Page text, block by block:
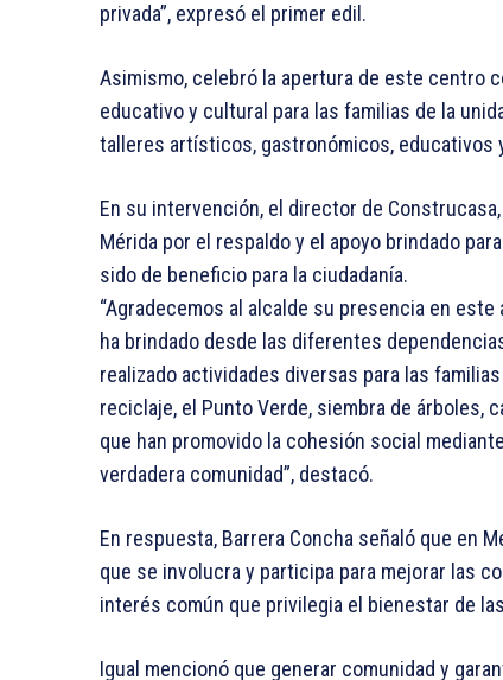
privada”, expresó el primer edil.
Asimismo, celebró la apertura de este centro
educativo y cultural para las familias de la
talleres artísticos, gastronómicos, educativos
En su intervención, el director de
Mérida por el respaldo y el apoyo brindado
sido de beneficio para la ciudadanía.
“Agradecemos al alcalde su presencia en
ha brindado desde las diferentes
realizado actividades diversas para las
reciclaje, el Punto Verde, siembra de árboles,
que han promovido la cohesión social
verdadera comunidad”, destacó.
En respuesta, Barrera Concha señaló que en
que se involucra y participa para mejorar las
interés común que privilegia el bienestar de
Igual mencionó que generar comunidad y